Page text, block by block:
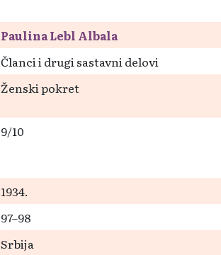
Paulina Lebl Albala
Članci i drugi sastavni delovi
Ženski pokret
9/10
1934.
97–98
Srbija